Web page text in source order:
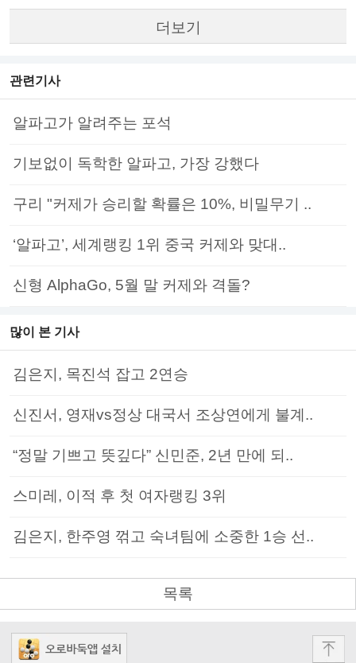
더보기
관련기사
알파고가 알려주는 포석
기보없이 독학한 알파고, 가장 강했다
구리 "커제가 승리할 확률은 10%, 비밀무기 ..
‘알파고’, 세계랭킹 1위 중국 커제와 맞대..
신형 AlphaGo, 5월 말 커제와 격돌?
많이 본 기사
김은지, 목진석 잡고 2연승
신진서, 영재vs정상 대국서 조상연에게 불계..
“정말 기쁘고 뜻깊다” 신민준, 2년 만에 되..
스미레, 이적 후 첫 여자랭킹 3위
김은지, 한주영 꺾고 숙녀팀에 소중한 1승 선..
목록